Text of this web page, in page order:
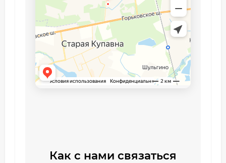
Как с нами связаться